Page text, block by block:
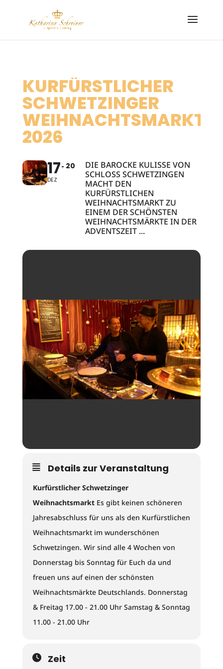
KURFÜRSTLICHER
SCHWETZINGER
WEIHNACHTSMARKT
2026
17
DEZ
20
DIE BAROCKE KULISSE VON
SCHLOSS SCHWETZINGEN
MACHT DEN
KURFÜRSTLICHEN
WEIHNACHTSMARKT ZU
EINEM DER SCHÖNSTEN
WEIHNACHTSMÄRKTE IN DER
ADVENTSZEIT ...
Details zur Veranstaltung
Kurfürstlicher Schwetzinger
WeihnachtsmarktEs gibt keinen schöneren
Jahresabschluss für uns als den Kurfürstlichen
Weihnachtsmarkt im wunderschönen
Schwetzingen. Wir sind alle 4 Wochen von
Donnerstag bis Sonntag für Euch da und
freuen uns auf einen der schönsten
Weihnachtsmärkte Deutschlands. Donnerstag
& Freitag 17.00 - 21.00 Uhr Samstag & Sonntag
11.00 - 21.00 Uhr
Zeit